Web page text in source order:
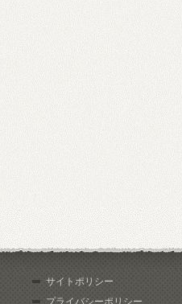
サイトポリシー
プライバシーポリシー